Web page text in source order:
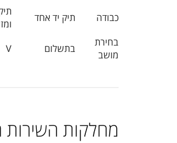
כבודה תיק יד אחד
בחירת
מושב
בתשלום V
מחלקות השירות